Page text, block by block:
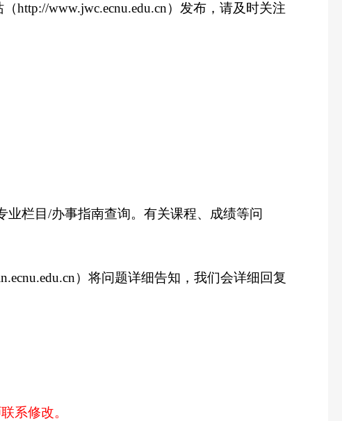
http://www.jwc.ecnu.edu.cn）发布，请及时关注
业栏目 /办事指南查询。有关课程、成绩等问
）将问题详细告知，我们会详细回复
系修改。